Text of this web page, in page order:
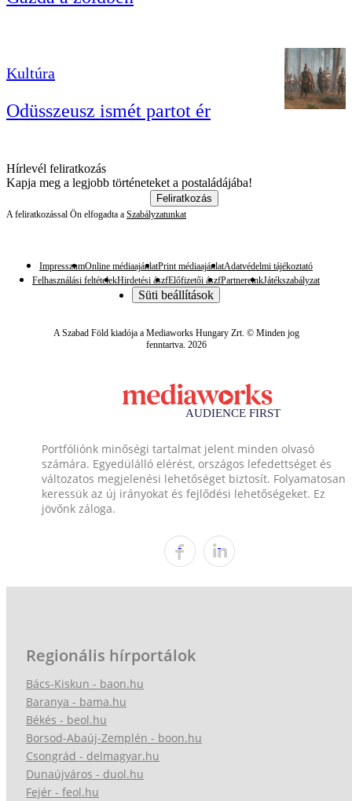
Kultúra
Odüsszeusz ismét partot ér
Hírlevél feliratkozás
Kapja meg a legjobb történeteket a postaládájába!
Feliratkozás
A feliratkozással Ön elfogadta a Szabályzatunkat
ImpresszumOnline médiaajánlatPrint médiaajánlatAdatvédelmi tájékoztató
Felhasználási feltételekHirdetési ászfElőfizetői ászfPartnereinkJátékszabályzat
Süti beállítások
A Szabad Föld kiadója a Mediaworks Hungary Zrt. © Minden jog
fenntartva. 2026
Portfóliónk minőségi tartalmat jelent minden olvasó
számára. Egyedülálló elérést, országos lefedettséget és
változatos megjelenési lehetőséget biztosít. Folyamatosan
keressük az új irányokat és fejlődési lehetőségeket. Ez
jövőnk záloga.
Regionális hírportálok
Bács-Kiskun - baon.hu
Baranya - bama.hu
Békés - beol.hu
Borsod-Abaúj-Zemplén - boon.hu
Csongrád - delmagyar.hu
Dunaújváros - duol.hu
Fejér - feol.hu